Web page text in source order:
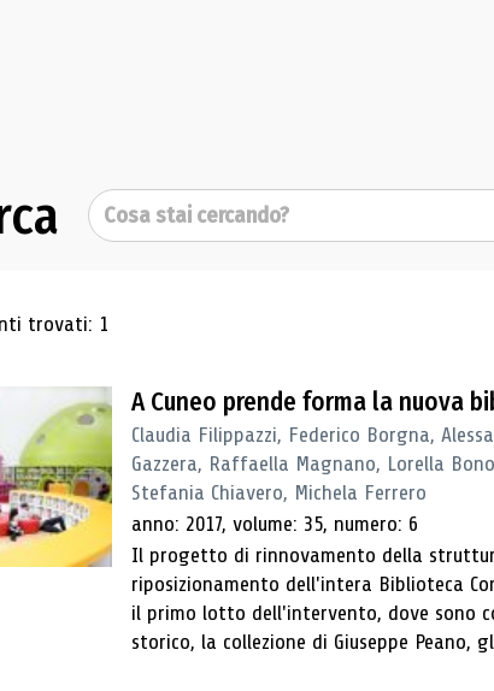
Cerca
di ricerca
trovati: 1
A Cuneo prende forma la nuova
Claudia Filippazzi, Federico Borgna,
Gazzera, Raffaella Magnano, Lorella
Stefania Chiavero, Michela Ferrero
anno: 2017, volume: 35, numero: 6
Il progetto di rinnovamento della
riposizionamento dell'intera Biblioteca
il primo lotto dell'intervento, dove sono
storico, la collezione di Giuseppe Peano,